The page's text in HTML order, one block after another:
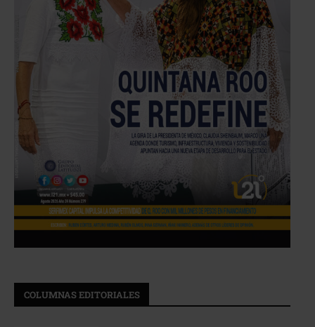
COLUMNAS EDITORIALES